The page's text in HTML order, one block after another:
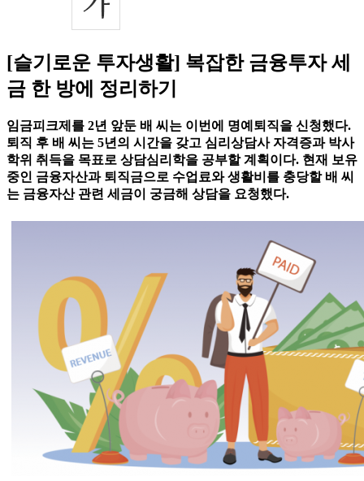
[슬기로운 투자생활] 복잡한 금융투자 세
금 한 방에 정리하기
임금피크제를 2년 앞둔 배 씨는 이번에 명예퇴직을 신청했다.
퇴직 후 배 씨는 5년의 시간을 갖고 심리상담사 자격증과 박사
학위 취득을 목표로 상담심리학을 공부할 계획이다. 현재 보유
중인 금융자산과 퇴직금으로 수업료와 생활비를 충당할 배 씨
는 금융자산 관련 세금이 궁금해 상담을 요청했다.